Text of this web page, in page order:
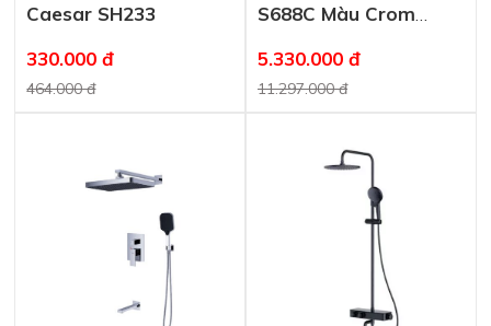
Caesar SH233
330.000 đ
464.000 đ
S688C Màu Crom
5.330.000 đ
11.297.000 đ